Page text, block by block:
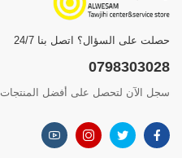
حصلت على السؤال؟ اتصل بنا 24/7
0798303028
سجل الآن لتحصل على أفضل المنتجات